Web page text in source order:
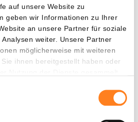
auf unsere Website zu
geben wir Informationen zu Ihrer
an unsere Partner für soziale
weiter. Unsere Partner
möglicherweise mit weiteren
ihnen bereitgestellt haben oder
je vandaag zou hebben als
had toegepast op
cryptocurrencies.
In